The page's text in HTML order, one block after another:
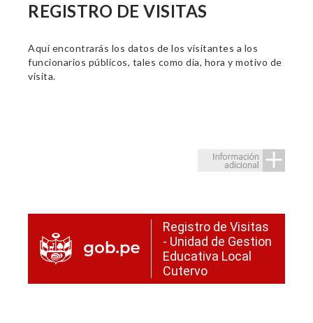
REGISTRO DE VISITAS
Aquí encontrarás los datos de los visitantes a los
funcionarios públicos, tales como día, hora y motivo de
visita.